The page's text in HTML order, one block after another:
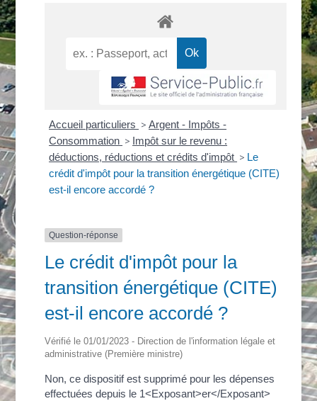
Accueil particuliers > Argent - Impôts -
Consommation > Impôt sur le revenu :
déductions, réductions et crédits d'impôt > Le
crédit d'impôt pour la transition énergétique (CITE)
est-il encore accordé ?
Question-réponse
Le crédit d'impôt pour la
transition énergétique (CITE)
est-il encore accordé ?
Vérifié le 01/01/2023 - Direction de l'information légale et
administrative (Première ministre)
Non, ce dispositif est supprimé pour les dépenses
effectuées depuis le 1<Exposant>er</Exposant>